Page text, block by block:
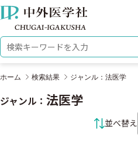
株式会社 中外医学社
検索キーワード
ホーム 検索結果 ジャンル：法医学
ジャンル： 法医学
並べ替え